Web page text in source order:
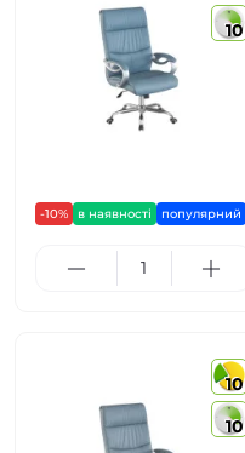
10
-10% в наявності популярний
10
10